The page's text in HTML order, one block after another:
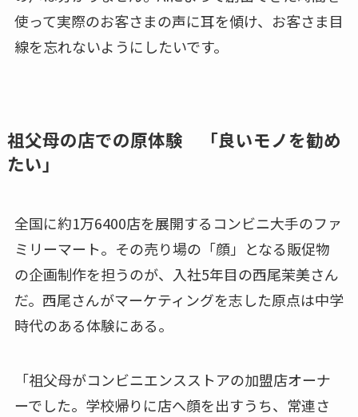
使って実際のお客さまの声に耳を傾け、お客さま目
線を忘れないようにしたいです。
祖父母の店での原体験 「良いモノを勧め
たい」
全国に約1万6400店を展開するコンビニ大手のファ
ミリーマート。その売り場の「顔」となる販促物
の企画制作を担うのが、入社5年目の西尾茉美さん
だ。西尾さんがマーケティングを志した原点は中学
時代のある体験にある。
「祖父母がコンビニエンスストアの加盟店オーナ
ーでした。学校帰りに店へ顔を出すうち、常連さ